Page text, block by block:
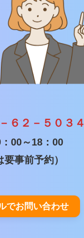
６２－５０３４
00～18：00
要事前予約）
でお問い合わせ